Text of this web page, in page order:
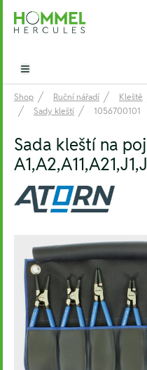
Hommel Hercules
Open main menu
Shop Ruční nářadí Kleště
Sady kleští
1056700101
Sada kleští na